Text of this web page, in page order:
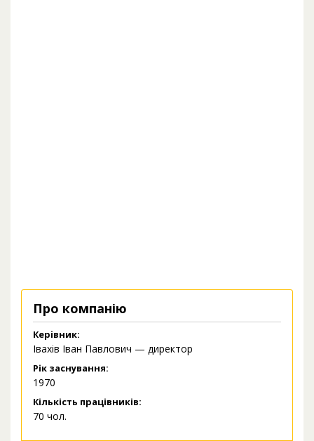
Про компанію
Керівник:
Івахів Іван Павлович — директор
Рік заснування:
1970
Кількість працівників:
70 чол.